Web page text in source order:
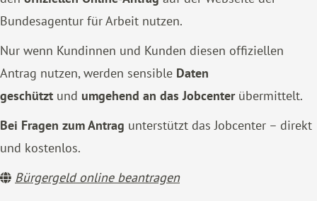
Bundesagentur für Arbeit nutzen.
Nur wenn Kundinnen und Kunden diesen offiziellen
Antrag nutzen, werden sensible Daten
geschützt und umgehend an das Jobcenterübermittelt.
Bei Fragen zum Antrag unterstützt das Jobcenter – direkt
und kostenlos.
Bürgergeld online beantragen